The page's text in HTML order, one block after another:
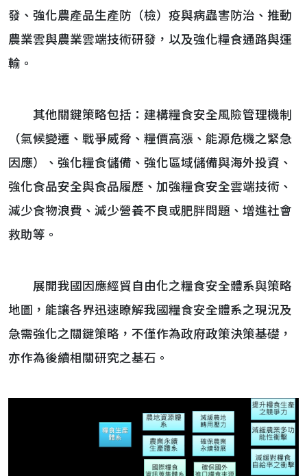
發、強化農產品生產防（檢）疫與病蟲害防治、推動
農業雲與農業雲端技術研發，以及強化糧食通路與運
輸。
其他關鍵策略包括：建構糧食安全風險管理機制
（氣候變遷、戰爭威脅、糧價高漲、能源危機之緊急
因應）、強化糧食儲備、強化區域儲備與海外投資、
強化食品安全與食品履歷、加強糧食安全雲端技術、
減少食物浪費、減少營養不良或肥胖問題、增進社會
救助等。
展開我國因應經貿自由化之糧食安全體系與策略
地圖，能讓各界迅速瞭解我國糧食安全體系之現況及
急需強化之關鍵策略，不僅作為政府政策決策基礎，
亦作為後續相關研究之基石。